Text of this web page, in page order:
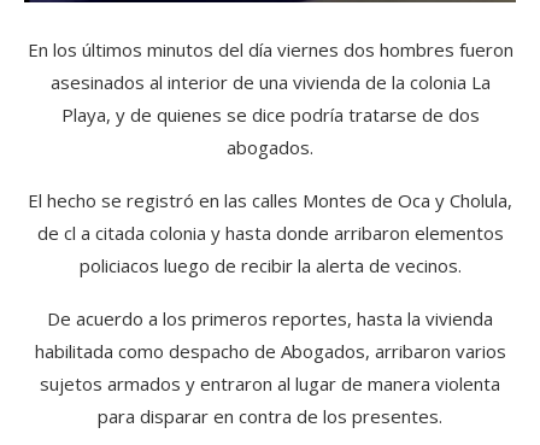
En los últimos minutos del día viernes dos hombres fueron
asesinados al interior de una vivienda de la colonia La
Playa, y de quienes se dice podría tratarse de dos
abogados.
El hecho se registró en las calles Montes de Oca y Cholula,
de cl a citada colonia y hasta donde arribaron elementos
policiacos luego de recibir la alerta de vecinos.
De acuerdo a los primeros reportes, hasta la vivienda
habilitada como despacho de Abogados, arribaron varios
sujetos armados y entraron al lugar de manera violenta
para disparar en contra de los presentes.